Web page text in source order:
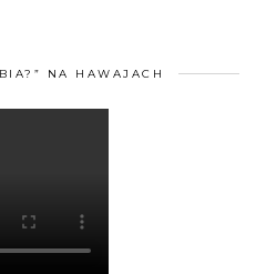
NA HAWAJACH